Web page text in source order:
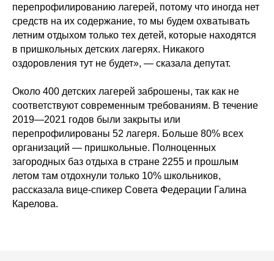
перепрофилированию лагерей, потому что иногда нет
средств на их содержание, то мы будем охватывать
летним отдыхом только тех детей, которые находятся
в пришкольных детских лагерях. Никакого
оздоровления тут не будет», — сказала депутат.
Около 400 детских лагерей заброшены, так как не
соответствуют современным требованиям. В течение
2019—2021 годов были закрыты или
перепрофилированы 52 лагеря. Больше 80% всех
организаций — пришкольные. Полноценных
загородных баз отдыха в стране 2255 и прошлым
летом там отдохнули только 10% школьников,
рассказала вице-спикер Совета Федерации Галина
Карелова.